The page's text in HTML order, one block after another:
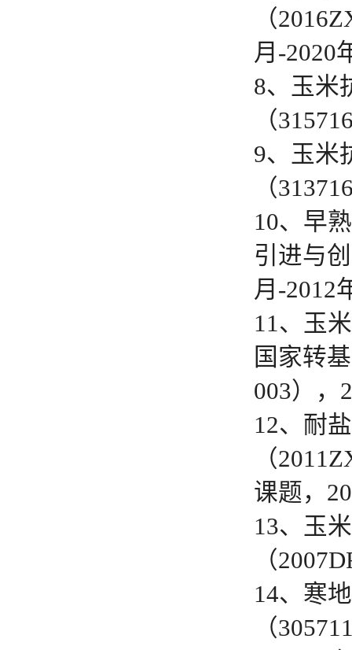
（
月-2020
8、玉米
（
9、玉米
（
10、早
引进与
月-2012
11、玉
国家转
003），
12、耐
（
课题，
13、玉
（
14、寒
（